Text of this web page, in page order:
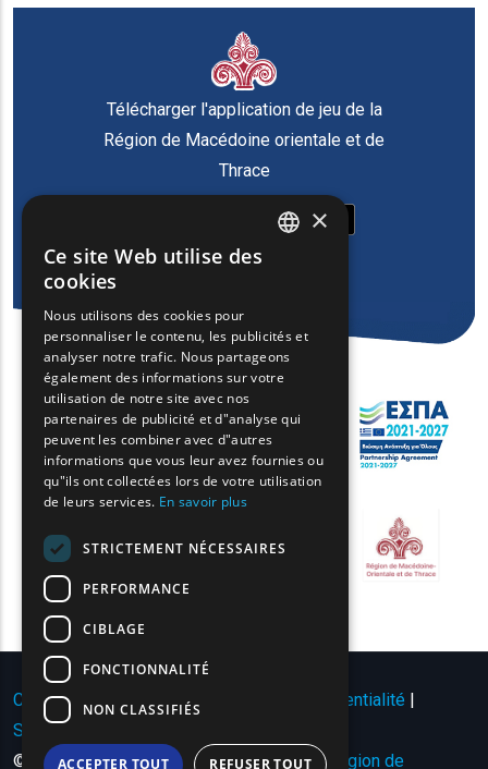
Télécharger l'application de jeu de la
Région de Macédoine orientale et de
Thrace
Conditions d'utilisation | Politique de confidentialité
Sitemap
© Copyright 2024 - Tous droits réservés Région de
FRENCH
BULGARIAN
GERMAN
ROMANIAN
TURKISH
×
Ce site Web utilise des
cookies
Nous utilisons des cookies pour
personnaliser le contenu, les publicités et
analyser notre trafic. Nous partageons
également des informations sur votre
utilisation de notre site avec nos
partenaires de publicité et d"analyse qui
peuvent les combiner avec d"autres
informations que vous leur avez fournies ou
qu"ils ont collectées lors de votre utilisation
de leurs services. En savoir plus
STRICTEMENT NÉCESSAIRES
PERFORMANCE
CIBLAGE
FONCTIONNALITÉ
NON CLASSIFIÉS
ACCEPTER TOUT REFUSER TOUT